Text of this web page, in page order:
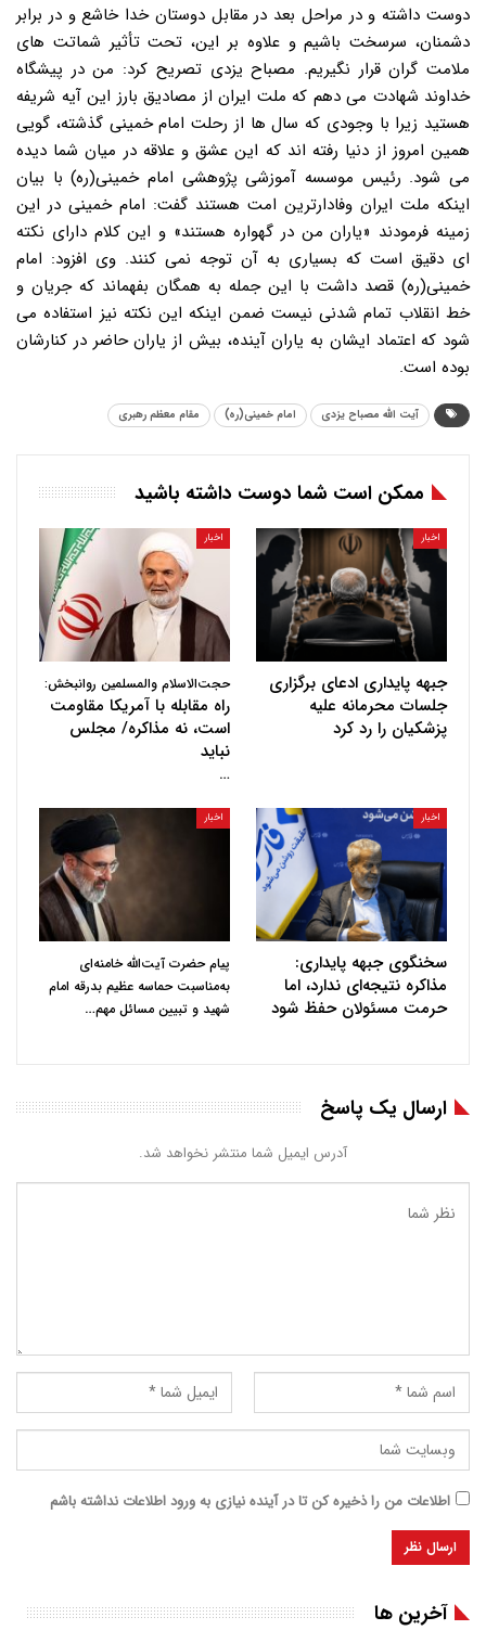
دوست داشته و در مراحل بعد در مقابل دوستان خدا خاشع و در برابر
دشمنان، سرسخت باشیم و علاوه بر این، تحت تأثیر شماتت های
ملامت گران قرار نگیریم. مصباح یزدی تصریح کرد: من در پیشگاه
خداوند شهادت می دهم که ملت ایران از مصادیق بارز این آیه شریفه
هستید زیرا با وجودی که سال ها از رحلت امام خمینی گذشته، گویی
همین امروز از دنیا رفته اند که این عشق و علاقه در میان شما دیده
می شود. رئیس موسسه آموزشی پژوهشی امام خمینی(ره) با بیان
اینکه ملت ایران وفادارترین امت هستند گفت: امام خمینی در این
زمینه فرمودند «یاران من در گهواره هستند» و این کلام دارای نکته
ای دقیق است که بسیاری به آن توجه نمی کنند. وی افزود: امام
خمینی(ره) قصد داشت با این جمله به همگان بفهماند که جریان و
خط انقلاب تمام شدنی نیست ضمن اینکه این نکته نیز استفاده می
شود که اعتماد ایشان به یاران آینده، بیش از یاران حاضر در کنارشان
بوده است.
آیت الله مصباح یزدی امام خمینی(ره) مقام معظم رهبری
ممکن است شما دوست داشته باشید
اخبار
جبهه پایداری ادعای برگزاری
جلسات محرمانه علیه
پزشکیان را رد کرد
اخبار
حجت‌الاسلام والمسلمین روانبخش:
راه مقابله با آمریکا مقاومت
است، نه مذاکره/ مجلس
نباید
…
اخبار
سخنگوی جبهه پایداری:
مذاکره نتیجه‌ای ندارد، اما
حرمت مسئولان حفظ شود
اخبار
پیام حضرت آیت‌الله خامنه‌ای
به‌مناسبت حماسه عظیم بدرقه امام
شهید و تبیین مسائل مهم…
ارسال یک پاسخ
آدرس ایمیل شما منتشر نخواهد شد.
اطلاعات من را ذخیره کن تا در آینده نیازی به ورود اطلاعات نداشته باشم
آخرین ها